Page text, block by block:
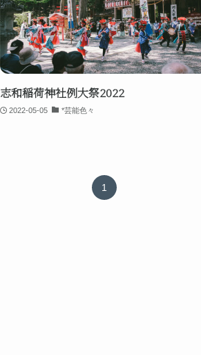
志和稲荷神社例大祭2022
2022-05-05 *芸能色々
1